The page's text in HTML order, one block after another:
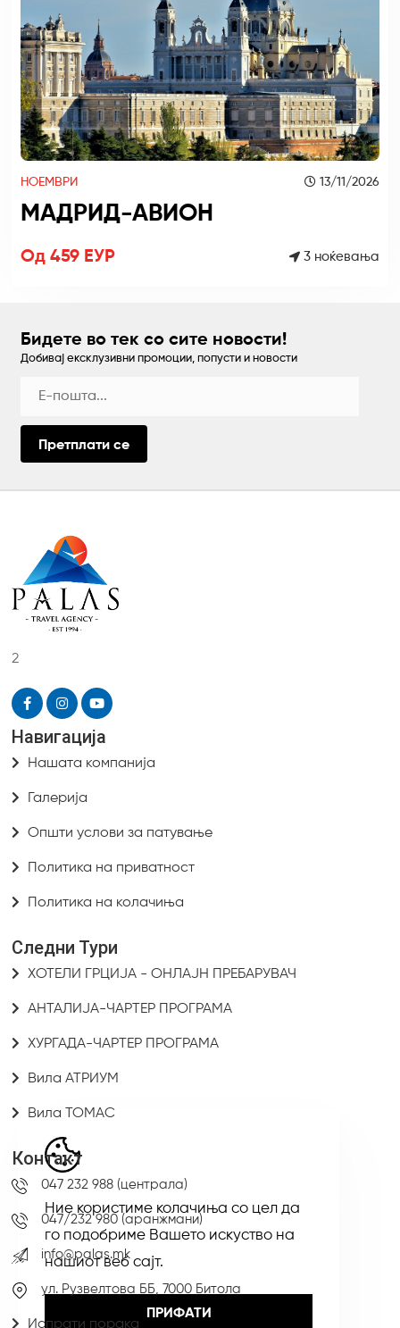
НОЕМВРИ 13/11/2026
МАДРИД-АВИОН
Од 459 ЕУР 3 ноќевања
Ние користиме колачиња со цел да
го подобриме Вашето искуство на
нашиот веб сајт.
ПРИФАТИ
Бидете во тек со сите новости!
Добивај ексклузивни промоции, попусти и новости
Претплати се
2
Навигација
Нашата компанија
Галерија
Општи услови за патување
Политика на приватност
Политика на колачиња
Следни Тури
ХОТЕЛИ ГРЦИЈА - ОНЛАЈН ПРЕБАРУВАЧ
АНТАЛИЈА-ЧАРТЕР ПРОГРАМА
ХУРГАДА-ЧАРТЕР ПРОГРАМА
Вила АТРИУМ
Вила ТОМАС
Контакт
047 232 988 (централа)
047/232 980 (аранжмани)
info@palas.mk
ул. Рузвелтова ББ, 7000 Битола
Испрати порака